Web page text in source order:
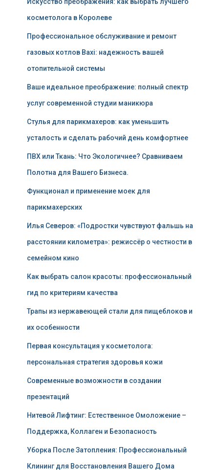
косметолога в Королеве
Профессиональное обслуживание и ремонт
газовых котлов Baxi: надежность вашей
отопительной системы
Ваше идеальное преображение: полный спектр
услуг современной студии маникюра
Стулья для парикмахеров: как уменьшить
усталость и сделать рабочий день комфортнее
ПВХ или Ткань: Что Экологичнее? Сравниваем
Полотна для Вашего Бизнеса.
Функционал и применение моек для
парикмахерских
Илья Северов: «Подростки чувствуют фальшь на
расстоянии километра»: режиссёр о честности в
семейном кино
Как выбрать салон красоты: профессиональный
гид по критериям качества
Трапы из нержавеющей стали для пищеблоков и
их особенности
Первая консультация у косметолога:
персональная стратегия здоровья кожи
Современные возможности в создании
презентаций
Нитевой Лифтинг: Естественное Омоложение –
Поддержка, Коллаген и Безопасность
Уборка После Затопления: Профессиональный
Клининг для Восстановления Вашего Дома